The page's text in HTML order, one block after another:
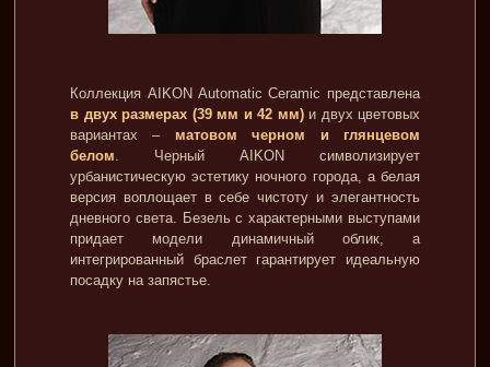
Коллекция AIKON Automatic Ceramic представлена
в двух размерах (39 мм и 42 мм)и двух цветовых
вариантах – матовом черном и глянцевом
белом. Черный AIKON символизирует
урбанистическую эстетику ночного города, а белая
версия воплощает в себе чистоту и элегантность
дневного света. Безель с характерными выступами
придает модели динамичный облик, а
интегрированный браслет гарантирует идеальную
посадку на запястье.